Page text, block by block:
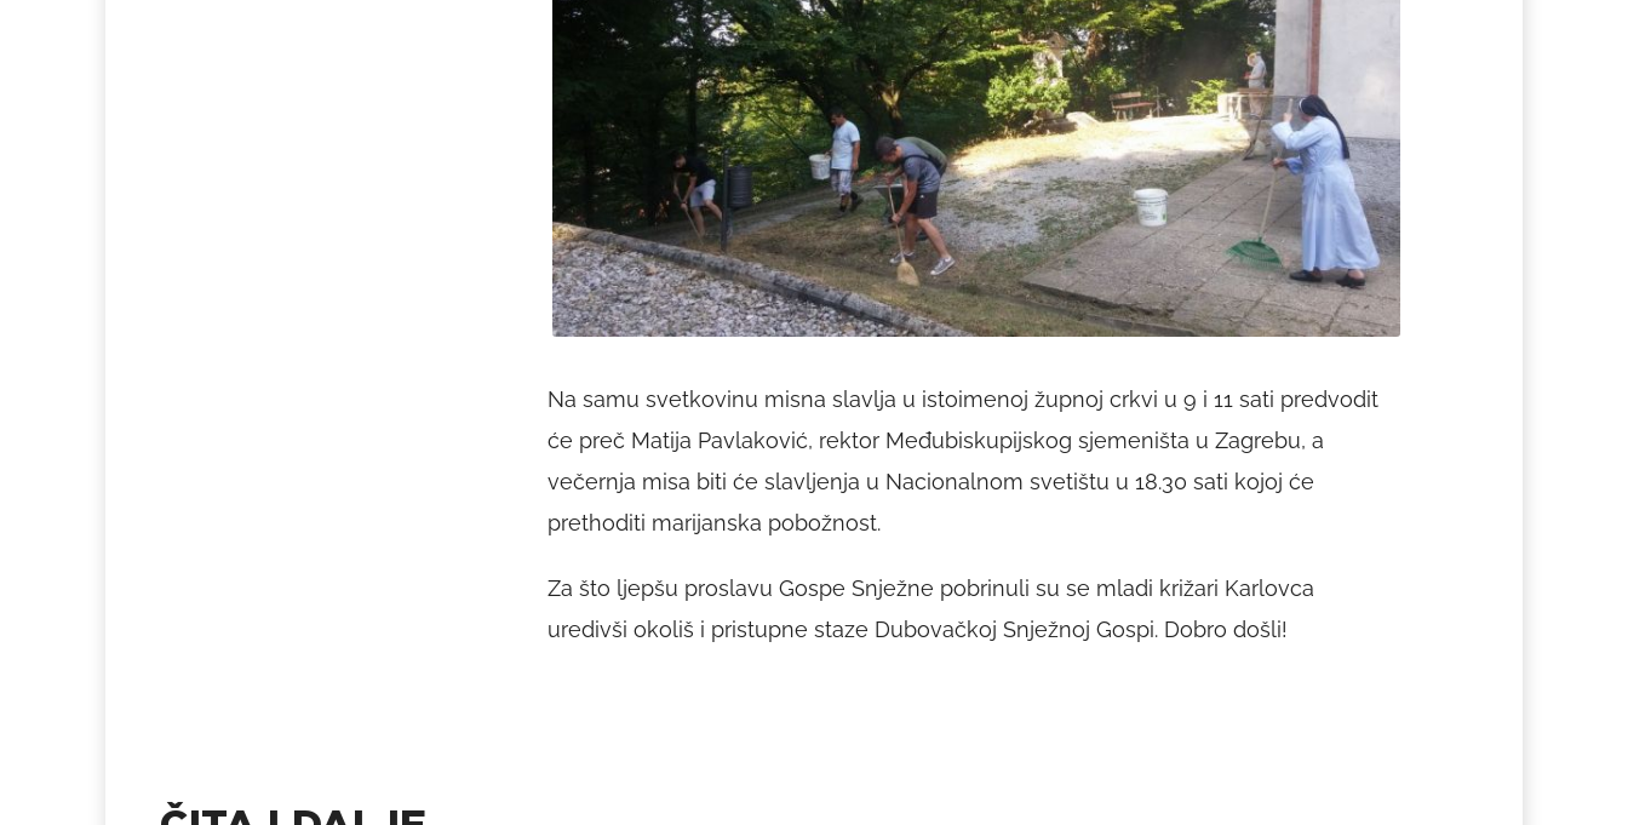
Na samu svetkovinu misna slavlja u istoimenoj župnoj crkvi u 9 i 11 sati predvodit
će preč Matija Pavlaković, rektor Međubiskupijskog sjemeništa u Zagrebu, a
večernja misa biti će slavljenja u Nacionalnom svetištu u 18.30 sati kojoj će
prethoditi marijanska pobožnost.
Za što ljepšu proslavu Gospe Snježne pobrinuli su se mladi križari Karlovca
uredivši okoliš i pristupne staze Dubovačkoj Snježnoj Gospi. Dobro došli!